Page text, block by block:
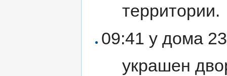
территории.
09:41 у дома
украшен